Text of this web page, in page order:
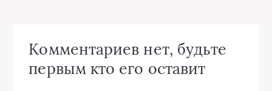
Комментариев нет, будьте
первым кто его оставит